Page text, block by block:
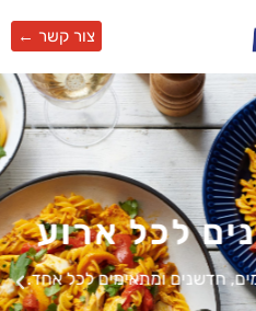
צור קשר ←
ארוע
ומתאימים לכל אחד.